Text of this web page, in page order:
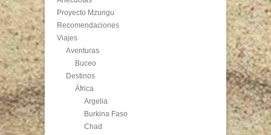
Proyecto Mzungu
Recomendaciones
Viajes
Aventuras
Buceo
Destinos
África
Argelia
Burkina Faso
Chad